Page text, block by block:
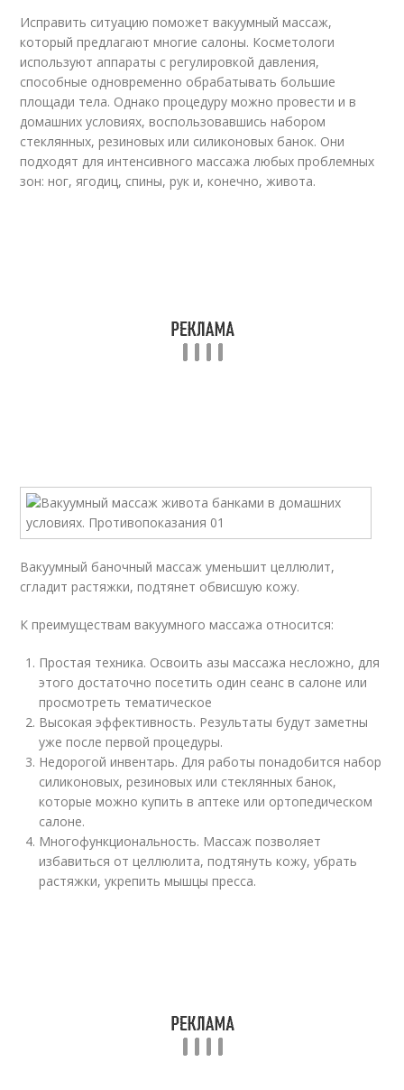
Исправить ситуацию поможет вакуумный массаж,
который предлагают многие салоны. Косметологи
используют аппараты с регулировкой давления,
способные одновременно обрабатывать большие
площади тела. Однако процедуру можно провести и в
домашних условиях, воспользовавшись набором
стеклянных, резиновых или силиконовых банок. Они
подходят для интенсивного массажа любых проблемных
зон: ног, ягодиц, спины, рук и, конечно, живота.
Вакуумный баночный массаж уменьшит целлюлит,
сгладит растяжки, подтянет обвисшую кожу.
К преимуществам вакуумного массажа относится:
Простая техника. Освоить азы массажа несложно, для
этого достаточно посетить один сеанс в салоне или
просмотреть тематическое
Высокая эффективность. Результаты будут заметны
уже после первой процедуры.
Недорогой инвентарь. Для работы понадобится набор
силиконовых, резиновых или стеклянных банок,
которые можно купить в аптеке или ортопедическом
салоне.
Многофункциональность. Массаж позволяет
избавиться от целлюлита, подтянуть кожу, убрать
растяжки, укрепить мышцы пресса.